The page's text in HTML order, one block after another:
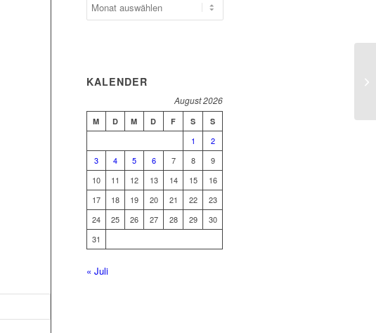
KALENDER
August 2026
M D M D F S S
1
2
3
4 5 6 7 8
9
10
11 12 13 14 15
16
17
18 19 20 21 22
23
24
25 26 27 28 29
30
31
« Juli